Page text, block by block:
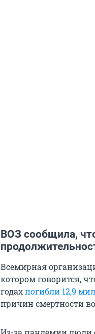
ВОЗ сообщила,
Всемирная
котором говорится,
годахпогибли 12,9
причин смертности